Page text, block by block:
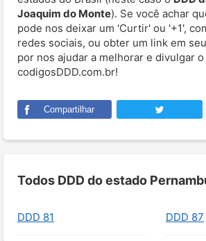
Joaquim do Monte). Se você achar
pode nos deixar um 'Curtir' ou '+1',
redes sociais, ou obter um link em
por nos ajudar a melhorar e divulgar o
codigosDDD.com.br!
Compartilhar
Todos DDD do estado
DDD 81 DDD 87